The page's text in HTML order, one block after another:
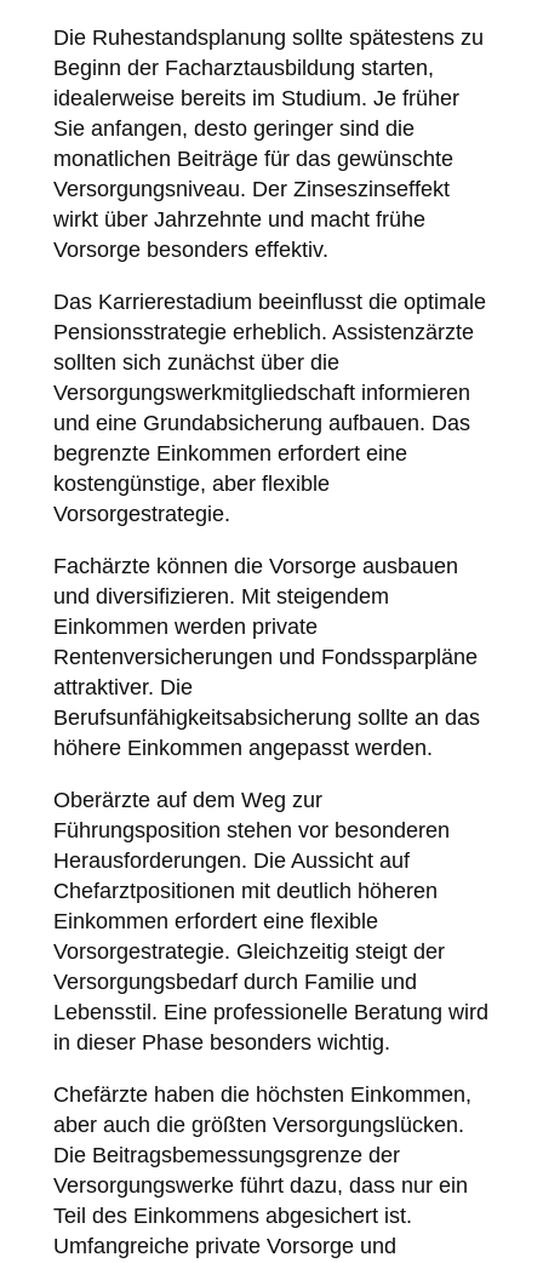
Die Ruhestandsplanung sollte spätestens zu
Beginn der Facharztausbildung starten,
idealerweise bereits im Studium. Je früher
Sie anfangen, desto geringer sind die
monatlichen Beiträge für das gewünschte
Versorgungsniveau. Der Zinseszinseffekt
wirkt über Jahrzehnte und macht frühe
Vorsorge besonders effektiv.
Das Karrierestadium beeinflusst die optimale
Pensionsstrategie erheblich. Assistenzärzte
sollten sich zunächst über die
Versorgungswerkmitgliedschaft informieren
und eine Grundabsicherung aufbauen. Das
begrenzte Einkommen erfordert eine
kostengünstige, aber flexible
Vorsorgestrategie.
Fachärzte können die Vorsorge ausbauen
und diversifizieren. Mit steigendem
Einkommen werden private
Rentenversicherungen und Fondssparpläne
attraktiver. Die
Berufsunfähigkeitsabsicherung sollte an das
höhere Einkommen angepasst werden.
Oberärzte auf dem Weg zur
Führungsposition stehen vor besonderen
Herausforderungen. Die Aussicht auf
Chefarztpositionen mit deutlich höheren
Einkommen erfordert eine flexible
Vorsorgestrategie. Gleichzeitig steigt der
Versorgungsbedarf durch Familie und
Lebensstil. Eine professionelle Beratung wird
in dieser Phase besonders wichtig.
Chefärzte haben die höchsten Einkommen,
aber auch die größten Versorgungslücken.
Die Beitragsbemessungsgrenze der
Versorgungswerke führt dazu, dass nur ein
Teil des Einkommens abgesichert ist.
Umfangreiche private Vorsorge und